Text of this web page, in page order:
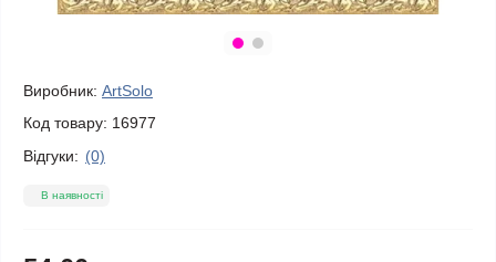
Виробник: ArtSolo
Код товару: 16977
Відгуки: (0)
В наявності